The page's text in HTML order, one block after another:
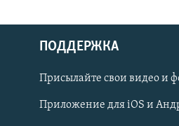
Українською
Qırımtatar
ПОДДЕРЖКА
Присылайте свои видео и
Приложение для iOS и